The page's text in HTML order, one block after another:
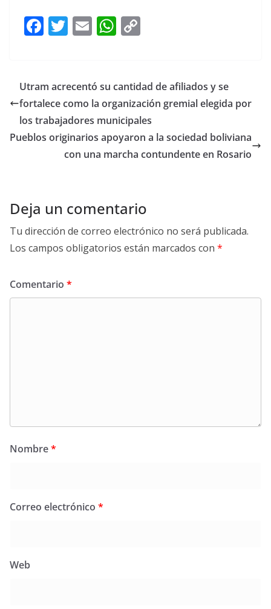
F
b
o
o
k
T
er
E
l
W
s
A
p
p
y
Li
n
k
Utram acrecentó su cantidad de afiliados y se
fortalece como la organización gremial elegida por
los trabajadores municipales
Pueblos originarios apoyaron a la sociedad boliviana
con una marcha contundente en Rosario
Deja un comentario
Tu dirección de correo electrónico no será publicada.
Los campos obligatorios están marcados con *
Comentario *
Nombre*
Correo electrónico *
Web